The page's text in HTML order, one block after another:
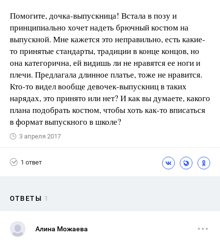
Помогите, дочка-выпускница! Встала в позу и
принципиально хочет надеть брючный костюм на
выпускной. Мне кажется это неправильно, есть какие-
то принятые стандарты, традиции в конце концов, но
она категорична, ей видишь ли не нравятся ее ноги и
плечи. Предлагала длинное платье, тоже не нравится.
Кто-то видел вообще девочек-выпускниц в таких
нарядах, это принято или нет? И как вы думаете, какого
плана подобрать костюм, чтобы хоть как-то вписаться
в формат выпускного в школе?
3 апреля 2017
1 ответ
ОТВЕТЫ 1
Алина Можаева